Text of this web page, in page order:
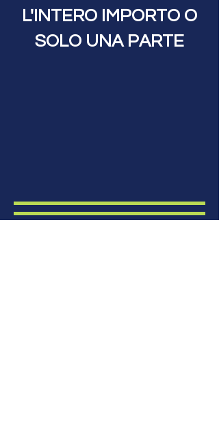
L'INTERO IMPORTO O
SOLO UNA PARTE